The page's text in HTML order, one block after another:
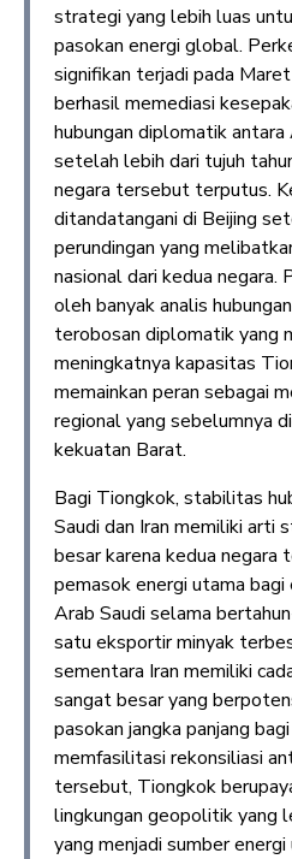
strategi yang lebih luas
pasokan energi global.
signifikan terjadi pada
berhasil memediasi
hubungan diplomatik antara
setelah lebih dari tujuh
negara tersebut terputus.
ditandatangani di Beijing
perundingan yang
nasional dari kedua negara.
oleh banyak analis
terobosan diplomatik yang
meningkatnya kapasitas
memainkan peran sebagai
regional yang sebelumnya
kekuatan Barat.
Bagi Tiongkok, stabilitas
Saudi dan Iran memiliki arti
besar karena kedua negara
pemasok energi utama
Arab Saudi selama
satu eksportir minyak
sementara Iran memiliki
sangat besar yang
pasokan jangka panjang
memfasilitasi rekonsiliasi
tersebut, Tiongkok
lingkungan geopolitik yang
yang menjadi sumber energi